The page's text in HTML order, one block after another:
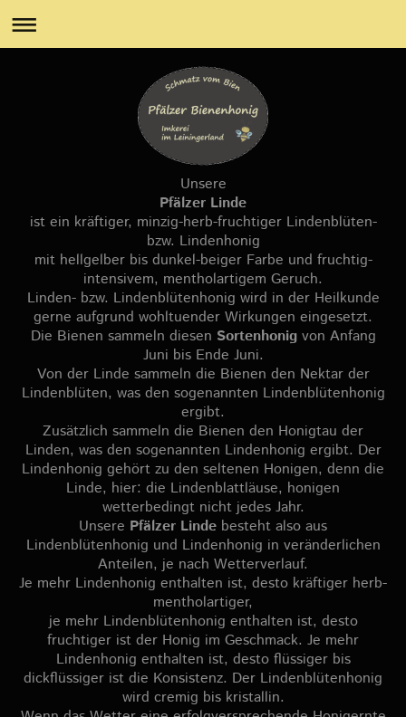
Unsere
Pfälzer Linde
ist ein kräftiger, minzig-herb-fruchtiger Lindenblüten-
bzw. Lindenhonig
mit hellgelber bis dunkel-beiger Farbe und fruchtig-
intensivem, mentholartigem Geruch.
Linden- bzw. Lindenblütenhonig wird in der Heilkunde
gerne aufgrund wohltuender Wirkungen eingesetzt.
Die Bienen sammeln diesen Sortenhonigvon Anfang
Juni bis Ende Juni.
Von der Linde sammeln die Bienen den Nektar der
Lindenblüten, was den sogenannten Lindenblütenhonig
ergibt.
Zusätzlich sammeln die Bienen den Honigtau der
Linden, was den sogenannten Lindenhonig ergibt. Der
Lindenhonig gehört zu den seltenen Honigen, denn die
Linde, hier: die Lindenblattläuse, honigen
wetterbedingt nicht jedes Jahr.
Unsere Pfälzer Linde besteht also aus
Lindenblütenhonig und Lindenhonig in veränderlichen
Anteilen, je nach Wetterverlauf.
Je mehr Lindenhonig enthalten ist, desto kräftiger herb-
mentholartiger,
je mehr Lindenblütenhonig enthalten ist, desto
fruchtiger ist der Honig im Geschmack. Je mehr
Lindenhonig enthalten ist, desto flüssiger bis
dickflüssiger ist die Konsistenz. Der Lindenblütenhonig
wird cremig bis kristallin.